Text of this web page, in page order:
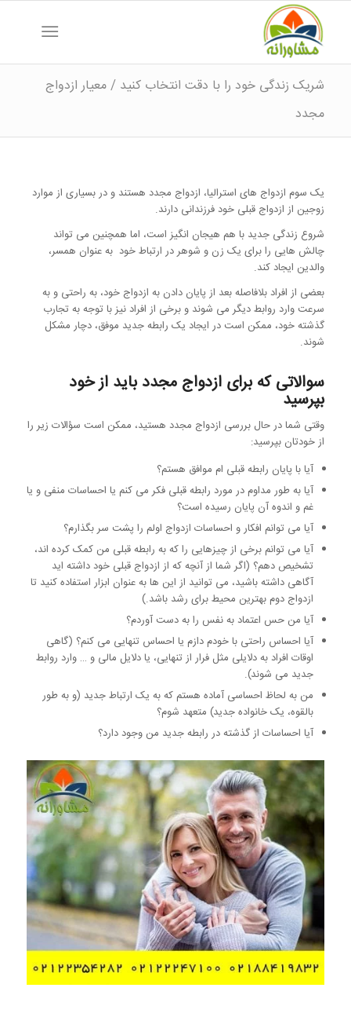
شریک زندگی خود را با دقت انتخاب کنید / معیار ازدواج
مجدد
یک سوم ازدواج های استرالیا، ازدواج مجدد هستند و در بسیاری از موارد
زوجین از ازدواج قبلی خود فرزندانی دارند.
شروع زندگی جدید با هم هیجان انگیز است، اما همچنین می تواند
چالش هایی را برای یک زن و شوهر در ارتباط خود به عنوان همسر،
والدین ایجاد کند.
بعضی از افراد بلافاصله بعد از پایان دادن به ازدواج خود، به راحتی و به
سرعت وارد روابط دیگر می شوند و برخی از افراد نیز با توجه به تجارب
گذشته خود، ممکن است در ایجاد یک رابطه جدید موفق، دچار مشکل
شوند.
سوالاتی که برای ازدواج مجدد باید از خود
بپرسید
وقتی شما در حال بررسی ازدواج مجدد هستید، ممکن است سؤالات زیر را
از خودتان بپرسید:
آیا با پایان رابطه قبلی ام موافق هستم؟
آیا به طور مداوم در مورد رابطه قبلی فکر می کنم یا احساسات منفی و یا
غم و اندوه آن پایان رسیده است؟
آیا می توانم افکار و احساسات ازدواج اولم را پشت سر بگذارم؟
آیا می توانم برخی از چیزهایی را که به رابطه قبلی من کمک کرده اند،
تشخیص دهم؟ (اگر شما از آنچه که از ازدواج قبلی خود داشته اید
آگاهی داشته باشید، می توانید از این ها به عنوان ابزار استفاده کنید تا
ازدواج دوم بهترین محیط برای رشد باشد.)
آیا من حس اعتماد به نفس را به دست آوردم؟
آیا احساس راحتی با خودم دازم یا احساس تنهایی می کنم؟ (گاهی
اوقات افراد به دلایلی مثل فرار از تنهایی، یا دلایل مالی و … وارد روابط
جدید می شوند).
من به لحاظ احساسی آماده هستم که به یک ارتباط جدید (و به طور
بالقوه، یک خانواده جدید) متعهد شوم؟
آیا احساسات از گذشته در رابطه جدید من وجود دارد؟